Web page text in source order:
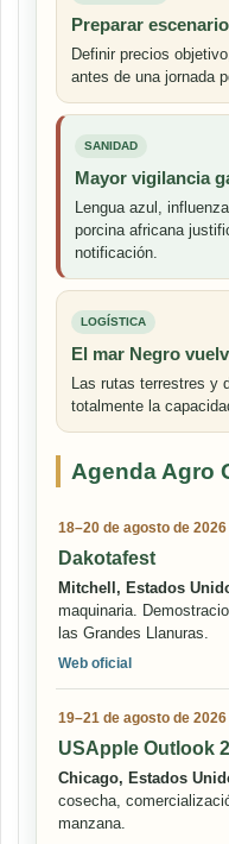
Preparar
Definir precios
antes de una jornada
SANIDAD
Mayor vigilancia
Lengua azul,
porcina africana
notificación.
LOGÍSTICA
El mar Negro
Las rutas terrestres y
totalmente la
Agenda Agro
18–20 de agosto de 2026
Dakotafest
Mitchell, Estados
maquinaria.
las Grandes Llanuras.
Web oficial
19–21 de agosto de 2026
USApple Outlook
Chicago, Estados
cosecha,
manzana.